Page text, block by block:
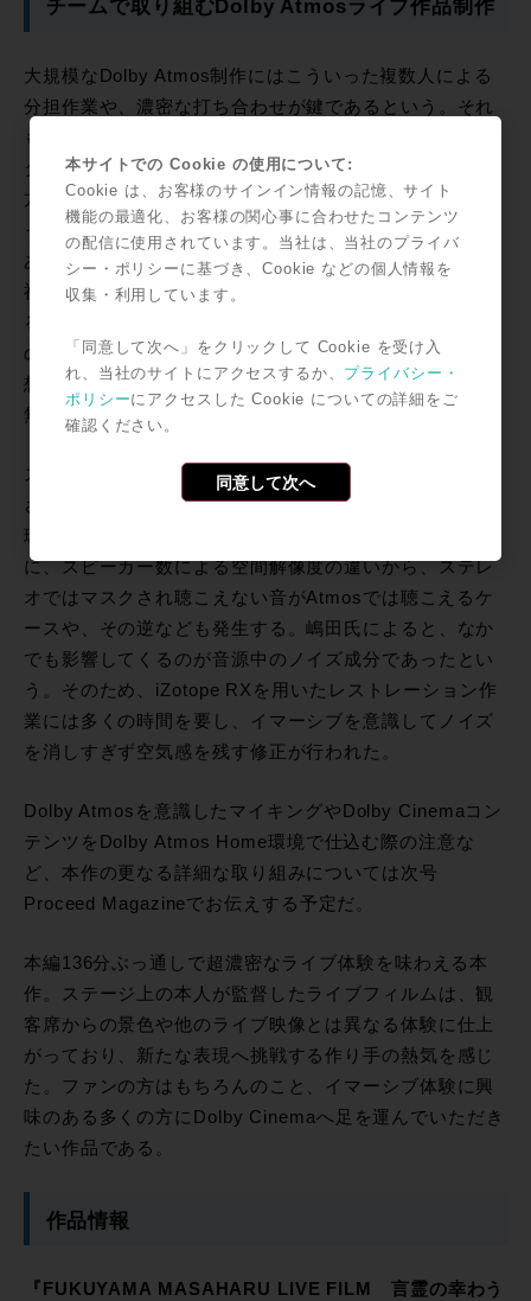
チームで取り組むDolby Atmosライブ作品制作
大規模なDolby Atmos制作にはこういった複数人による
分担作業や、濃密な打ち合わせが鍵であるという。それ
もそのはず、最終的に1TBを超えたという量の音源デー
タをどうやり取りしていくかは、音楽制作と映画音響双
方の理解が必要となる。また、ここまでのデータ量とな
ったのは、イマーシブ特有のトラック数の多さの他に、
あらゆる修正へ対応するための準備でもあったという。
福山自身が武道館で感じているという天井から降ってく
るかのようなオーディエンスや、スタジオ録音した音源
の併用など、作品コンセプトである福山の脳内にある理
想のライブを形にしていくための数多くの実験が、唯一
無二のライブフィルムを完成させた。
ステレオとDolby Atmosで共通する作品イメージは共有
されていたとのことだが、ステレオ環境とDolby Atmos
環境では聴こえ方が変わるのもまた事実だという。特
に、スピーカー数による空間解像度の違いから、ステレ
オではマスクされ聴こえない音がAtmosでは聴こえるケ
ースや、その逆なども発生する。嶋田氏によると、なか
でも影響してくるのが音源中のノイズ成分であったとい
う。そのため、iZotope RXを用いたレストレーション作
業には多くの時間を要し、イマーシブを意識してノイズ
を消しすぎず空気感を残す修正が行われた。
Dolby Atmosを意識したマイキングやDolby Cinemaコン
テンツをDolby Atmos Home環境で仕込む際の注意な
ど、本作の更なる詳細な取り組みについては次号
Proceed Magazineでお伝えする予定だ。
本編136分ぶっ通しで超濃密なライブ体験を味わえる本
作。ステージ上の本人が監督したライブフィルムは、観
客席からの景色や他のライブ映像とは異なる体験に仕上
がっており、新たな表現へ挑戦する作り手の熱気を感じ
た。ファンの方はもちろんのこと、イマーシブ体験に興
味のある多くの方にDolby Cinemaへ足を運んでいただき
たい作品である。
作品情報
『FUKUYAMA MASAHARU LIVE FILM 言霊の幸わう
本サイトでの Cookie の使用について:
Cookie は、お客様のサインイン情報の記憶、サイト
機能の最適化、お客様の関心事に合わせたコンテンツ
の配信に使用されています。当社は、当社のプライバ
シー・ポリシーに基づき、Cookie などの個人情報を
収集・利用しています。
「同意して次へ」をクリックして Cookie を受け入
れ、当社のサイトにアクセスするか、 プライバシー・
ポリシーにアクセスした Cookie についての詳細をご
確認ください。
同意して次へ